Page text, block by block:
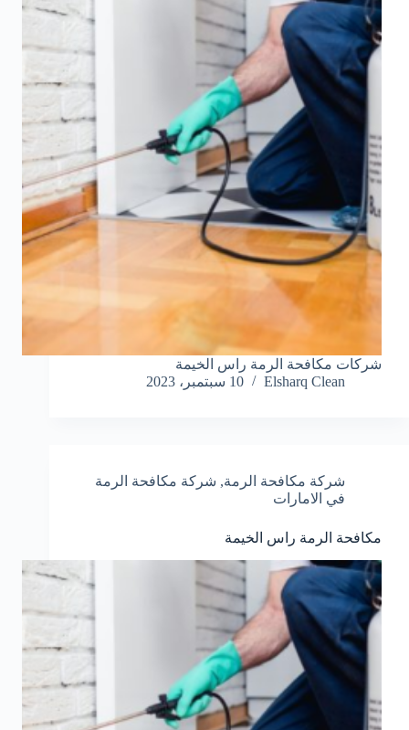
شركات مكافحة الرمة راس الخيمة
Elsharq Clean
10 سبتمبر، 2023
شركة مكافحة الرمة, شركة مكافحة الرمة
في الامارات
مكافحة الرمة راس الخيمة